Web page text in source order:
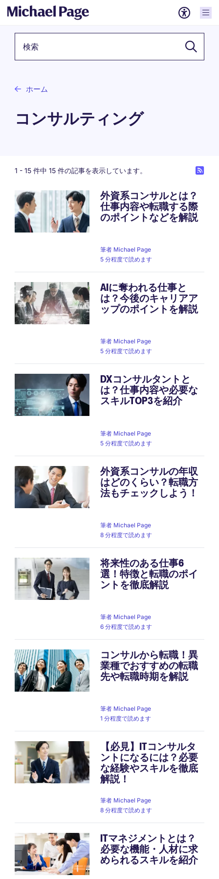
ホーム
コンサルティング
1 - 15 件中 15 件の記事を表示しています。
外資系コンサルとは？
仕事内容や転職する際
のポイントなどを解説
筆者 Michael Page
5 分程度で読めます
AIに奪われる仕事と
は？今後のキャリアア
ップのポイントを解説
筆者 Michael Page
5 分程度で読めます
DXコンサルタントと
は？仕事内容や必要な
スキルTOP3を紹介
筆者 Michael Page
5 分程度で読めます
外資系コンサルの年収
はどのくらい？転職方
法もチェックしよう！
筆者 Michael Page
8 分程度で読めます
将来性のある仕事6
選！特徴と転職のポイ
ントを徹底解説
筆者 Michael Page
6 分程度で読めます
コンサルから転職！異
業種でおすすめの転職
先や転職時期を解説
筆者 Michael Page
1 分程度で読めます
【必見】ITコンサルタ
ントになるには？必要
な経験やスキルを徹底
解説！
筆者 Michael Page
8 分程度で読めます
ITマネジメントとは？
必要な機能・人材に求
められるスキルを紹介